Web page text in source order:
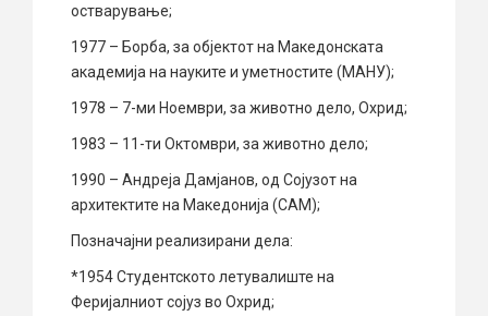
остварување;
1977 – Борба, за објектот на Македонската
академија на науките и уметностите (МАНУ);
1978 – 7-ми Ноември, за животно дело, Охрид;
1983 – 11-ти Октомври, за животно дело;
1990 – Андреја Дамјанов, од Сојузот на
архитектите на Македонија (САМ);
Позначајни реализирани дела:
*1954 Студентското летувалиште на
Феријалниот сојуз во Охрид;